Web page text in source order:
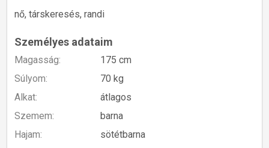
nő, társkeresés, randi
Személyes adataim
Magasság:
175 cm
Súlyom:
70 kg
Alkat:
átlagos
Szemem:
barna
Hajam:
sötétbarna